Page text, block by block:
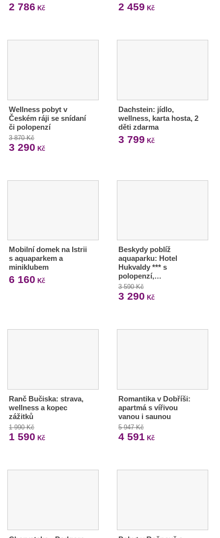
2 786 Kč 2 459 Kč
Wellness pobyt v
Českém ráji se snídaní
či polopenzí
3 870 Kč
3 290 Kč
Dachstein: jídlo,
wellness, karta hosta, 2
děti zdarma
3 799 Kč
Mobilní domek na Istrii
s aquaparkem a
miniklubem
6 160 Kč
Beskydy poblíž
aquaparku: Hotel
Hukvaldy *** s
polopenzí,…
3 590 Kč
3 290 Kč
Ranč Bučiska: strava,
wellness a kopec
zážitků
1 990 Kč
1 590 Kč
Romantika v Dobříši:
apartmá s vířivou
vanou i saunou
5 947 Kč
4 591 Kč